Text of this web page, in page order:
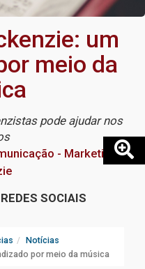
um
meio da
pode ajudar nos
- Marketing
SOCIAIS
Notícias
por meio da música